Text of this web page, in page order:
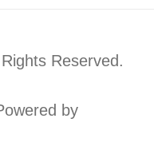
Reserved.
by